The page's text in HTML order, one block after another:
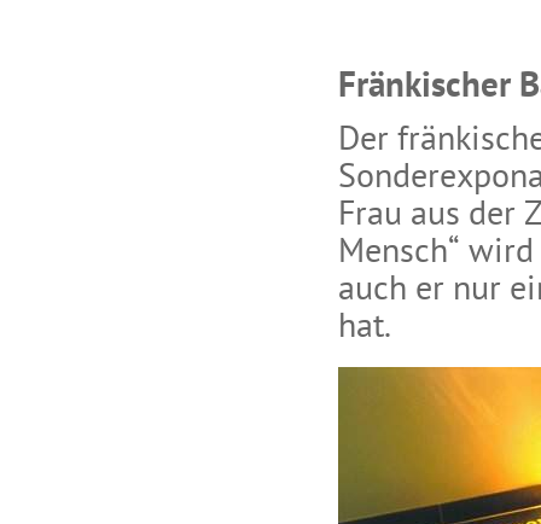
Fränkischer
Der
Frau aus der
Mensch“
auch er nur
hat.